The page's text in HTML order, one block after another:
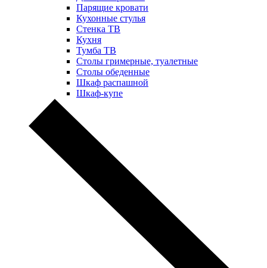
Парящие кровати
Кухонные стулья
Стенка ТВ
Кухня
Тумба ТВ
Столы гримерные, туалетные
Столы обеденные
Шкаф распашной
Шкаф-купе